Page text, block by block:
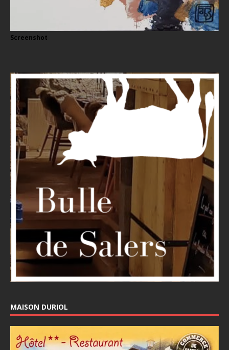
Screenshot
MAISON DURIOL